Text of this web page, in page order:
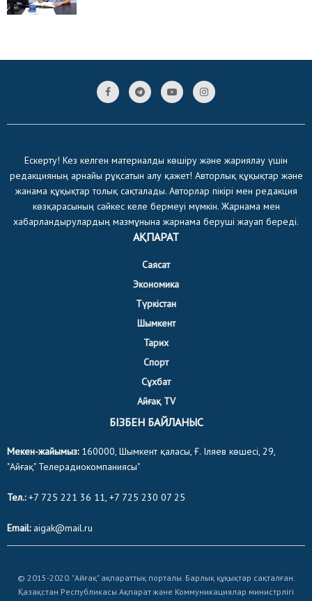
Ескерту! Кез келген материалды көшіру және жариялау үшін
редакцияның арнайы рұқсатын алу қажет! Авторлық құқықтар және
жанама құқықтар толық сақталады. Авторлар пікірі мен редакция
көзқарасының сәйкес келе бермеуі мүмкін. Жарнама мен
хабарландырулардың мазмұнына жарнама беруші жауап береді.
АҚПАРАТ
Саясат
Экономика
Түркістан
Шымкент
Тарих
Спорт
Сұхбат
Айғақ TV
БІЗБЕН БАЙЛАНЫС
Мекен-жайымыз:160000, Шымкент қаласы, Ғ. Іляев көшесі, 29,
"Айғақ" Телерадиокомпаниясы"
Тел.:+7 725 221 36 11, +7 725 230 07 25
Email:aigak@mail.ru
© 2015-2020. "Айғақ" ақпараттық порталы. Барлық құқықтар сақталған.
Қазақстан Республикасы Ақпарат және Коммуникациялар министрлігі